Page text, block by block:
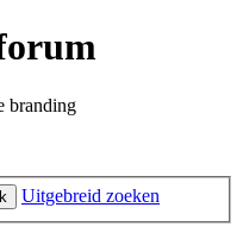
branding
Uitgebreid zoeken